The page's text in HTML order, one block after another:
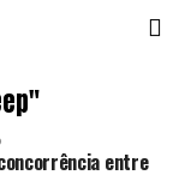
entre